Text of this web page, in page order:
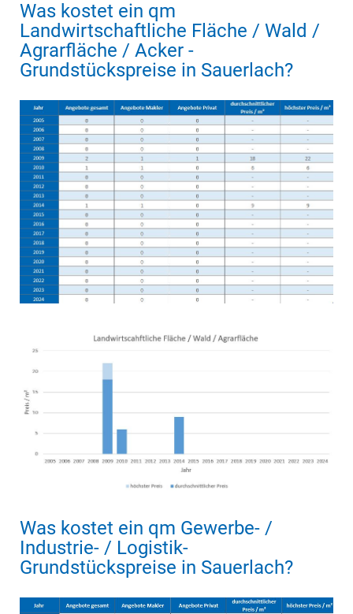
Was kostet ein qm
Landwirtschaftliche Fläche / Wald /
Agrarfläche / Acker -
Grundstückspreise in Sauerlach?
Was kostet ein qm Gewerbe- /
Industrie- / Logistik-
Grundstückspreise in Sauerlach?